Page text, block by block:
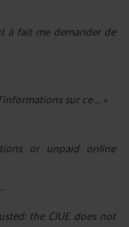
à fait me demander de
sur ce ... »
or unpaid online
the CJUE does not